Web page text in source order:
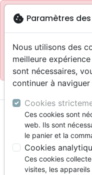
blockSite réservé aux
Accès pour les
Site pour le grand
menu
cookie Paramètres
Nous utilisons des
meilleure
sont nécessaires,
continuer à
Cookies
Ces cookies sont
web. Ils sont
le panier et la
Cookies
Ces cookies
visites, les